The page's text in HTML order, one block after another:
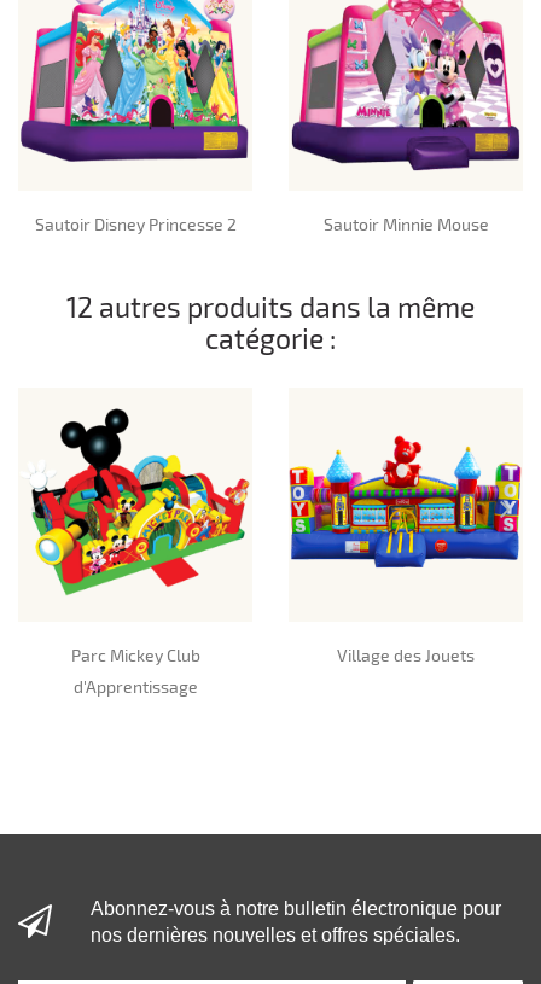
Sautoir Disney Princesse 2 Sautoir Minnie Mouse
12 autres produits dans la même
catégorie :
Parc Mickey Club
d'Apprentissage
Village des Jouets
Abonnez-vous à notre bulletin électronique pour
nos dernières nouvelles et offres spéciales.